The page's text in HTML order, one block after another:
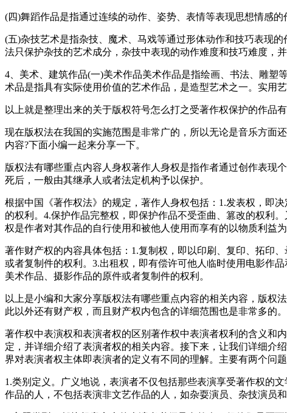
(四)舞蹈作品是指通过连续的动作、姿势、表情等表现思想情感
(五)杂技艺术是指杂技、魔术、马戏等通过形体动作和技巧表现
法只保护杂技的艺术成分，杂技中表现的动作难度和技巧难度，
4、美术、建筑作品(一)美术作品美术作品是指绘画、书法、雕
术品是指具有实际使用价值的艺术作品，是造型艺术之一。实用
以上就是整理出来的关于版权符号怎么打之受著作权保护的作品
现在版权法在我国的实施范围是非常广的，所以无论是音乐方面
内容?下面小编一起来分享一下。
版权法有哪些重点内容人身权著作人身权是指作者通过创作表现
死后，一般由其继承人或者法定机构予以保护。
根据中国《著作权法》的规定，著作人身权包括：1.发表权，即
的权利。4.保护作品完整权，即保护作品不受歪曲、篡改的权利
权是作者对其作品的自行使用和被他人使用而享有的以物质利益为
著作财产权的内容具体包括：1.复制权，即以印刷、复印、拓印
或者复制件的权利。3.出租权，即有偿许可他人临时使用电影作
美术作品、摄影作品的原件或者复制件的权利。
以上是小编和大家分享版权法有哪些重点内容的相关内容，版权
此以外还有财产权，而且财产权内包含的详细范围也是非常多的。
著作权中表演权和表演者权的区别著作权中表演者权利的含义和
定，并详细介绍了表演者权的相关内容。接下来，让我们详细介
界对表演者权主体即表演者的定义有不同的理解。主要有两个问
1.类别定义。广义地说，表演者不仅包括那些表演享受著作权的
作品的人，不包括表演非文艺作品的人，如杂耍演员、杂技演员和